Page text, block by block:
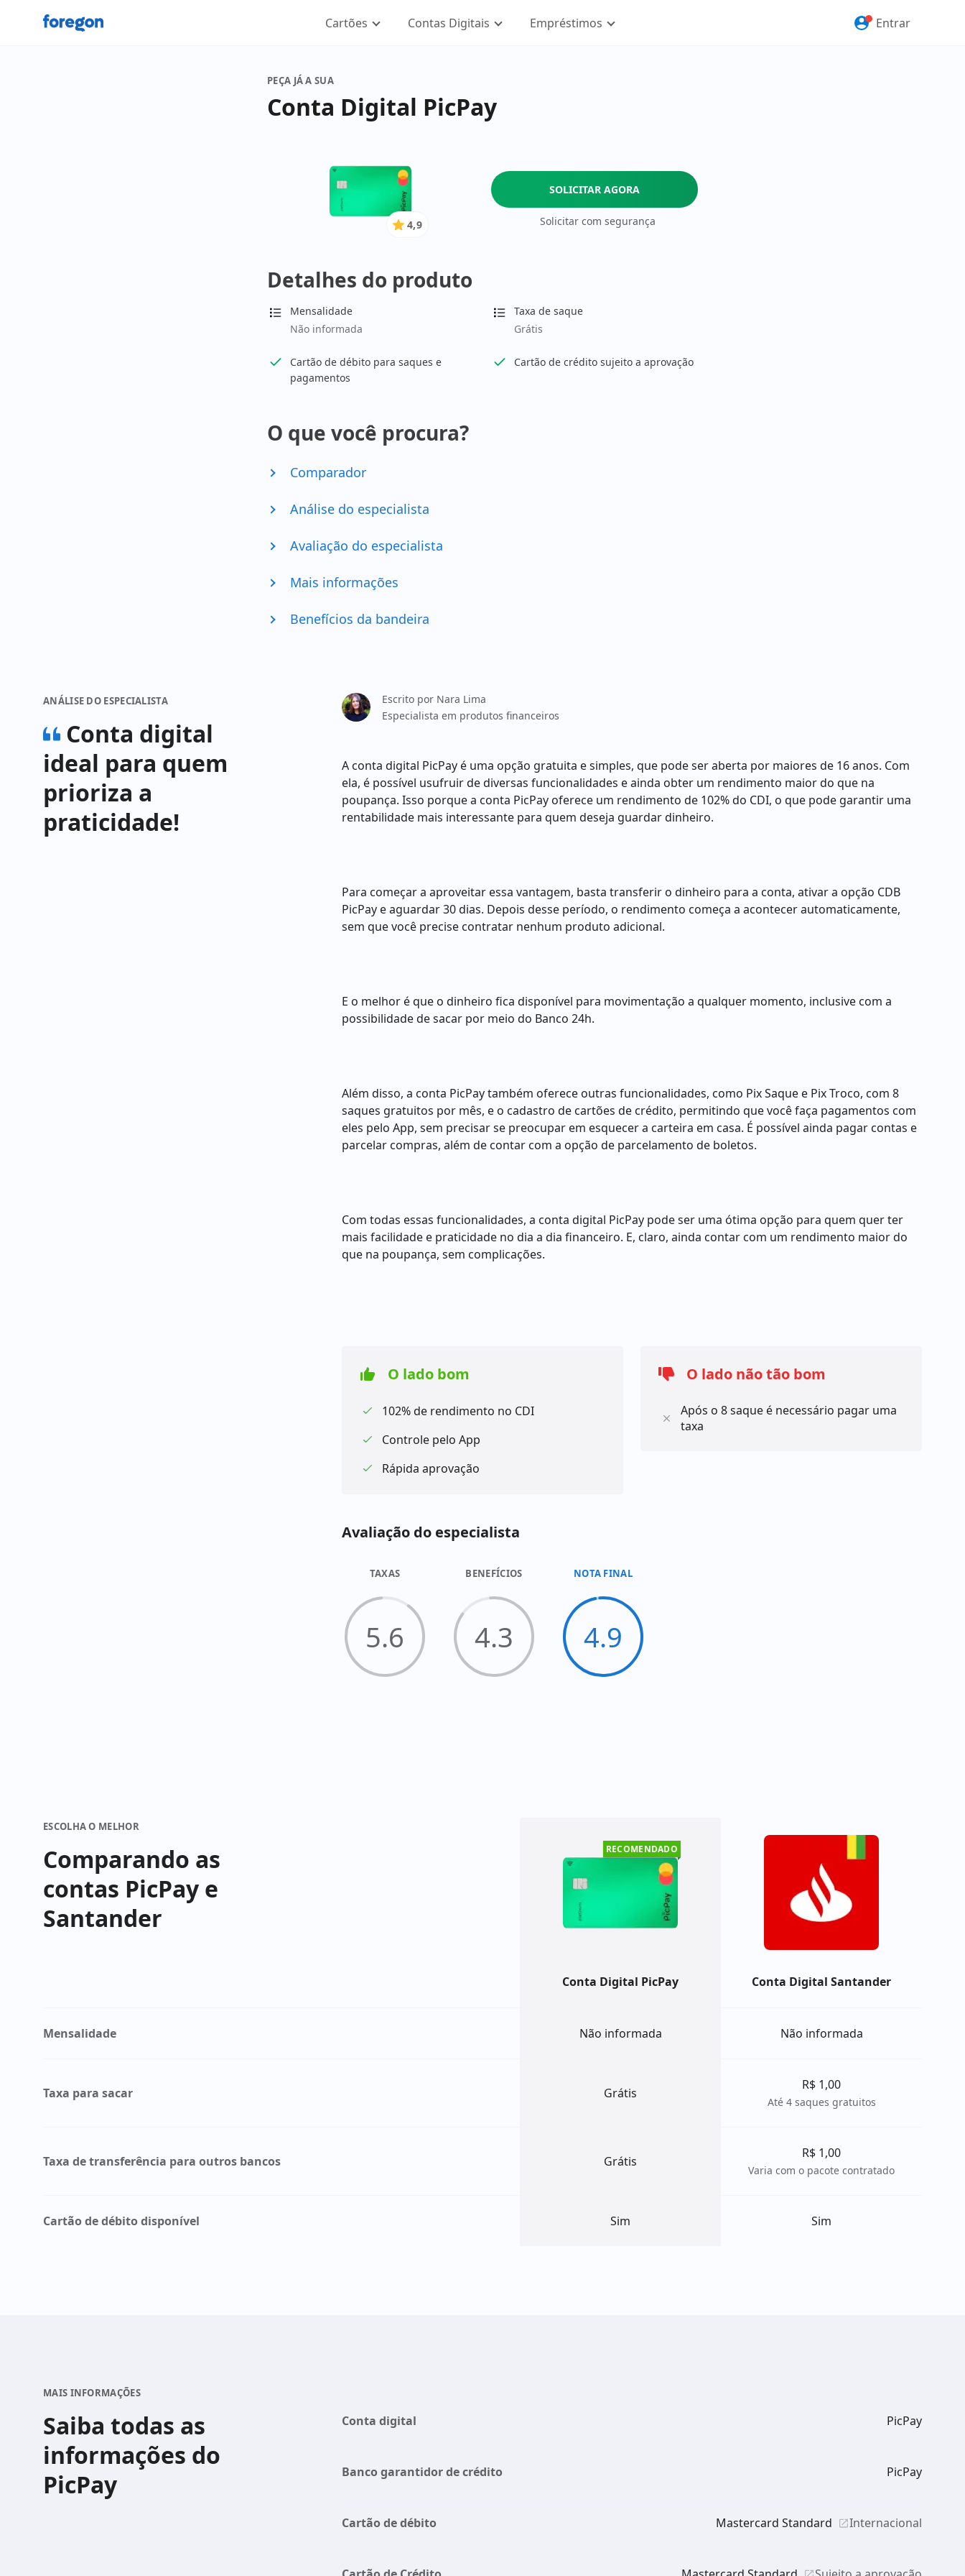
Foregon.com Cartões Contas Digitais Empréstimos Entrar
PEÇA JÁ A SUA
Conta Digital PicPay
4.9
Estrelas
4,9
SOLICITAR AGORA
Solicitar com segurança
Detalhes do produto
Mensalidade
Não informada
Taxa de saque
Grátis
Cartão de débito para saques e
pagamentos
Cartão de crédito sujeito a aprovação
O que você procura?
Comparador
Análise do especialista
Avaliação do especialista
Mais informações
Benefícios da bandeira
ANÁLISE DO ESPECIALISTA
Conta digital
ideal para quem
prioriza a
praticidade!
Escrito por Nara Lima
Especialista em produtos financeiros
A conta digital PicPay é uma opção gratuita e simples, que pode ser aberta por maiores de 16 anos. Com
ela, é possível usufruir de diversas funcionalidades e ainda obter um rendimento maior do que na
poupança. Isso porque a conta PicPay oferece um rendimento de 102% do CDI, o que pode garantir uma
rentabilidade mais interessante para quem deseja guardar dinheiro.
Para começar a aproveitar essa vantagem, basta transferir o dinheiro para a conta, ativar a opção CDB
PicPay e aguardar 30 dias. Depois desse período, o rendimento começa a acontecer automaticamente,
sem que você precise contratar nenhum produto adicional.
E o melhor é que o dinheiro fica disponível para movimentação a qualquer momento, inclusive com a
possibilidade de sacar por meio do Banco 24h.
Além disso, a conta PicPay também oferece outras funcionalidades, como Pix Saque e Pix Troco, com 8
saques gratuitos por mês, e o cadastro de cartões de crédito, permitindo que você faça pagamentos com
eles pelo App, sem precisar se preocupar em esquecer a carteira em casa. É possível ainda pagar contas e
parcelar compras, além de contar com a opção de parcelamento de boletos.
Com todas essas funcionalidades, a conta digital PicPay pode ser uma ótima opção para quem quer ter
mais facilidade e praticidade no dia a dia financeiro. E, claro, ainda contar com um rendimento maior do
que na poupança, sem complicações.
O lado bom
102% de rendimento no CDI
Controle pelo App
Rápida aprovação
O lado não tão bom
Após o 8 saque é necessário pagar uma
taxa
Avaliação do especialista
TAXAS
5.6
BENEFÍCIOS
4.3
NOTA FINAL
4.9
ESCOLHA O MELHOR
Comparando as
contas PicPay e
Santander
RECOMENDADO
Conta Digital PicPay Conta Digital Santander
Mensalidade Não informada Não informada
Taxa para sacar Grátis
R$ 1,00
Até 4 saques gratuitos
Taxa de transferência para outros bancos Grátis
R$ 1,00
Varia com o pacote contratado
Cartão de débito disponível Sim Sim
MAIS INFORMAÇÕES
Saiba todas as
informações do
PicPay
Conta digital PicPay
Banco garantidor de crédito PicPay
Cartão de débito Mastercard Standard Internacional